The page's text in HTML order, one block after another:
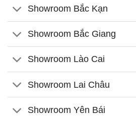
Showroom Bắc Kạn
Showroom Bắc Giang
Showroom Lào Cai
Showroom Lai Châu
Showroom Yên Bái